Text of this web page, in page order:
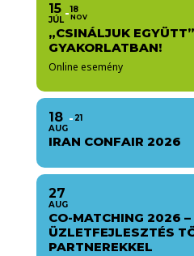
15
JÚL
18
NOV
„CSINÁLJUK
GYAKORLATBAN!
Online esemény
18
AUG
21
IRAN CONFAIR 2026
27
AUG
CO-MATCHING 2026 –
ÜZLETFEJLESZTÉS
PARTNEREKKEL